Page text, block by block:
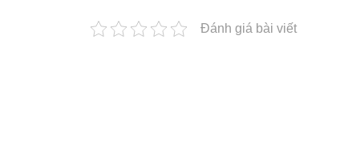
Đánh giá bài viết